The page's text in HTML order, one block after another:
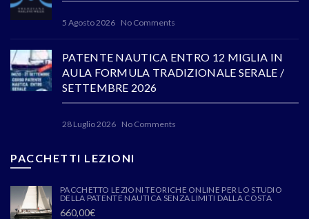
5 Agosto 2026 No Comments
PATENTE NAUTICA ENTRO 12 MIGLIA IN
AULA FORMULA TRADIZIONALE SERALE /
SETTEMBRE 2026
28 Luglio 2026 No Comments
PACCHETTI LEZIONI
PACCHETTO LEZIONI TEORICHE ONLINE PER LO STUDIO
DELLA PATENTE NAUTICA SENZA LIMITI DALLA COSTA
660,00€